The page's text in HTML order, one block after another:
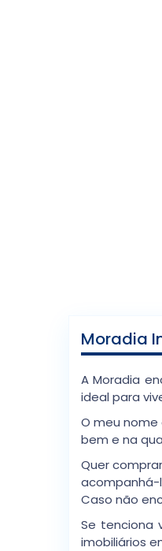
Moradia
A Moradia
ideal para
O meu nome
bem e na
Quer
acompanhá-
Caso não
Se tenciona
imobiliários